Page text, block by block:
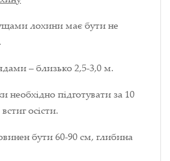
лохини має бути не
– близько 2,5-3,0 м.
необхідно підготувати за 10
осісти.
бути 60-90 см, глибина